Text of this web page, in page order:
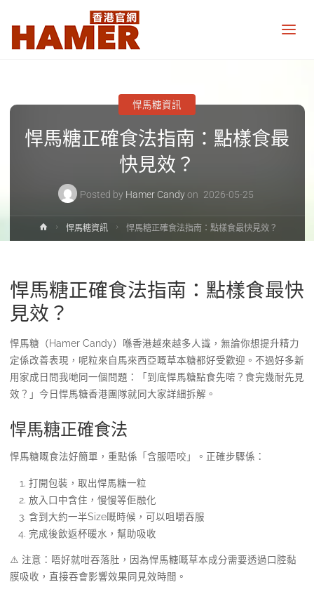
網
Hamer
Hong
Kong
official
website
悍馬糖正確食法指南：點樣食最
快見效？
Posted by Hamer Candy on 2026-05-25
悍馬糖資訊
Home悍馬糖資訊 悍馬糖正確食法指南：點樣食最快見效？
悍馬糖正確食法指南：點樣食最快
見效？
悍馬糖（Hamer Candy）喺香港越來越多人識，無論你想提升精力
定係改善表現，呢粒來自馬來西亞嘅草本糖都好受歡迎。不過好多新
用家成日問我哋同一個問題：「到底悍馬糖點食先啱？食完幾耐先見
效？」今日悍馬糖香港團隊就同大家詳細拆解。
悍馬糖正確食法
悍馬糖嘅食法好簡單，重點係「含服唔咬」。正確步驟係：
打開包裝，取出悍馬糖一粒
放入口中含住，慢慢等佢融化
含到大約一半Size嘅時候，可以咀嚼吞服
完成後飲返杯暖水，幫助吸收
⚠️ 注意：唔好就咁吞落肚，因為悍馬糖嘅草本成分需要透過口腔黏
膜吸收，直接吞會影響效果同見效時間。